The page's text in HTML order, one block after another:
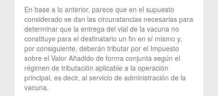
En base a lo anterior, parece que en el supuesto
considerado se dan las circunstancias necesarias para
determinar que la entrega del vial de la vacuna no
constituye para el destinatario un fin en sí mismo y,
por consiguiente, deberán tributar por el Impuesto
sobre el Valor Añadido de forma conjunta según el
régimen de tributación aplicable a la operación
principal, es decir, al servicio de administración de la
vacuna.